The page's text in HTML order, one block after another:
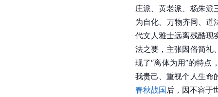
庄派、黄老派、杨朱派
为自化、万物齐同、道
代文人雅士远离残酷现
法之要，主张因俗简礼
现了“离体为用”的特点
我贵己、重视个人生命
春秋战国后，因不容于